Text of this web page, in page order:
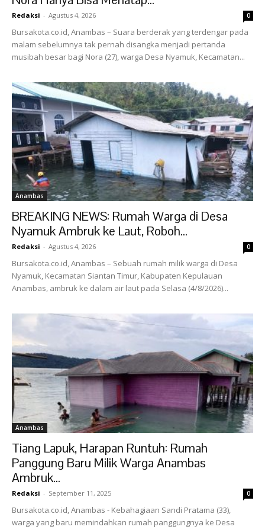
Redaksi - Agustus 4, 2026 0
Bursakota.co.id, Anambas – Suara berderak yang terdengar pada
malam sebelumnya tak pernah disangka menjadi pertanda
musibah besar bagi Nora (27), warga Desa Nyamuk, Kecamatan...
Anambas
BREAKING NEWS: Rumah Warga di Desa
Nyamuk Ambruk ke Laut, Roboh...
Redaksi - Agustus 4, 2026 0
Bursakota.co.id, Anambas – Sebuah rumah milik warga di Desa
Nyamuk, Kecamatan Siantan Timur, Kabupaten Kepulauan
Anambas, ambruk ke dalam air laut pada Selasa (4/8/2026)...
Anambas
Tiang Lapuk, Harapan Runtuh: Rumah
Panggung Baru Milik Warga Anambas
Ambruk...
Redaksi - September 11, 2025 0
Bursakota.co.id, Anambas - Kebahagiaan Sandi Pratama (33),
warga yang baru memindahkan rumah panggungnya ke Desa